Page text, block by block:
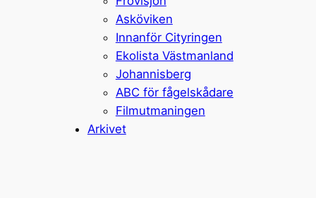
Asköviken
Innanför Cityringen
Ekolista Västmanland
Johannisberg
ABC för fågelskådare
Filmutmaningen
Arkivet